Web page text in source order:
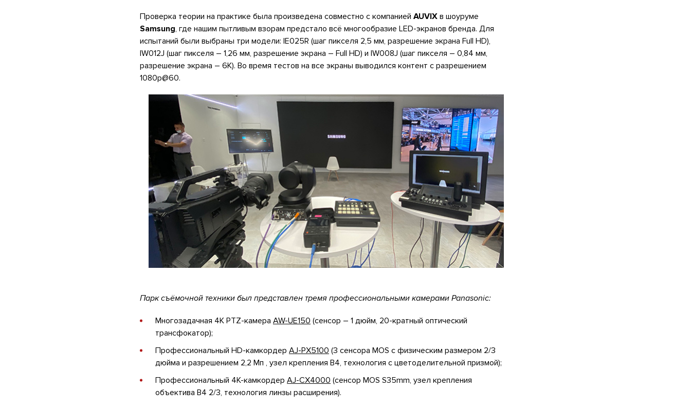
Проверка теории на практике была произведена совместно с компанией AUVIX в шоуруме
Samsung, где нашим пытливым взорам предстало всё многообразие LED-экранов бренда. Для
испытаний были выбраны три модели: IE025R (шаг пикселя 2,5 мм, разрешение экрана Full HD),
IW012J (шаг пикселя – 1,26 мм, разрешение экрана – Full HD) и IW008J (шаг пикселя – 0,84 мм,
разрешение экрана – 6K). Во время тестов на все экраны выводился контент с разрешением
1080p@60.
Парк съёмочной техники был представлен тремя профессиональными камерами Panasonic:
Многозадачная 4K PTZ-камера AW-UE150 (сенсор – 1 дюйм, 20-кратный оптический
трансфокатор);
Профессиональный HD-камкордер AJ-PX5100 (3 сенсора MOS c физическим размером 2/3
дюйма и разрешением 2,2 Мп , узел крепления B4, технология с цветоделительной призмой);
Профессиональный 4K-камкордер AJ-CX4000 (сенсор MOS S35mm, узел крепления
объектива B4 2/3, технология линзы расширения).